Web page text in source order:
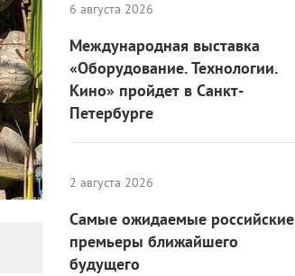
6 августа 2026
Международная выставка
«Оборудование. Технологии.
Кино» пройдет в Санкт-
Петербурге
2 августа 2026
Самые ожидаемые российские
премьеры ближайшего
будущего